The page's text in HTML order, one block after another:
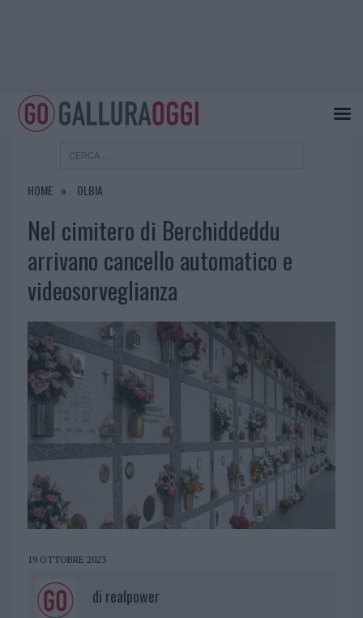
HOME OLBIA
Nel cimitero di Berchiddeddu
arrivano cancello automatico e
videosorveglianza
19 OTTOBRE 2023
di realpower